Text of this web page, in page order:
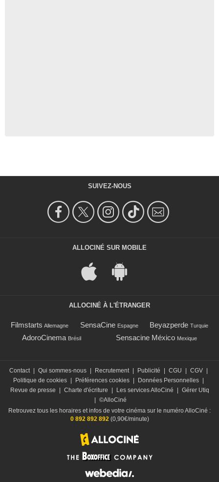
SUIVEZ-NOUS
ALLOCINÉ SUR MOBILE
ALLOCINÉ À L'ÉTRANGER
Filmstarts Allemagne SensaCine Espagne Beyazperde Turquie
AdoroCinema Brésil Sensacine México Mexique
Contact Qui sommes-nous Recrutement Publicité CGU CGV
Politique de cookies
Préférences cookies Données Personnelles
Revue de presse
Charte d'écriture Les services AlloCiné
Gérer Utiq
©AlloCiné
Retrouvez tous les horaires et infos de votre cinéma sur le numéro AlloCiné :
0 892 892 892(0,90€/minute)